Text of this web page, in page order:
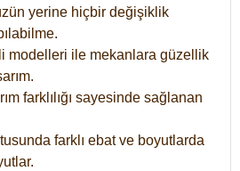
yerine hiçbir değişiklik
modelleri ile mekanlara güzellik
farklılığı sayesinde sağlanan
farklı ebat ve boyutlarda